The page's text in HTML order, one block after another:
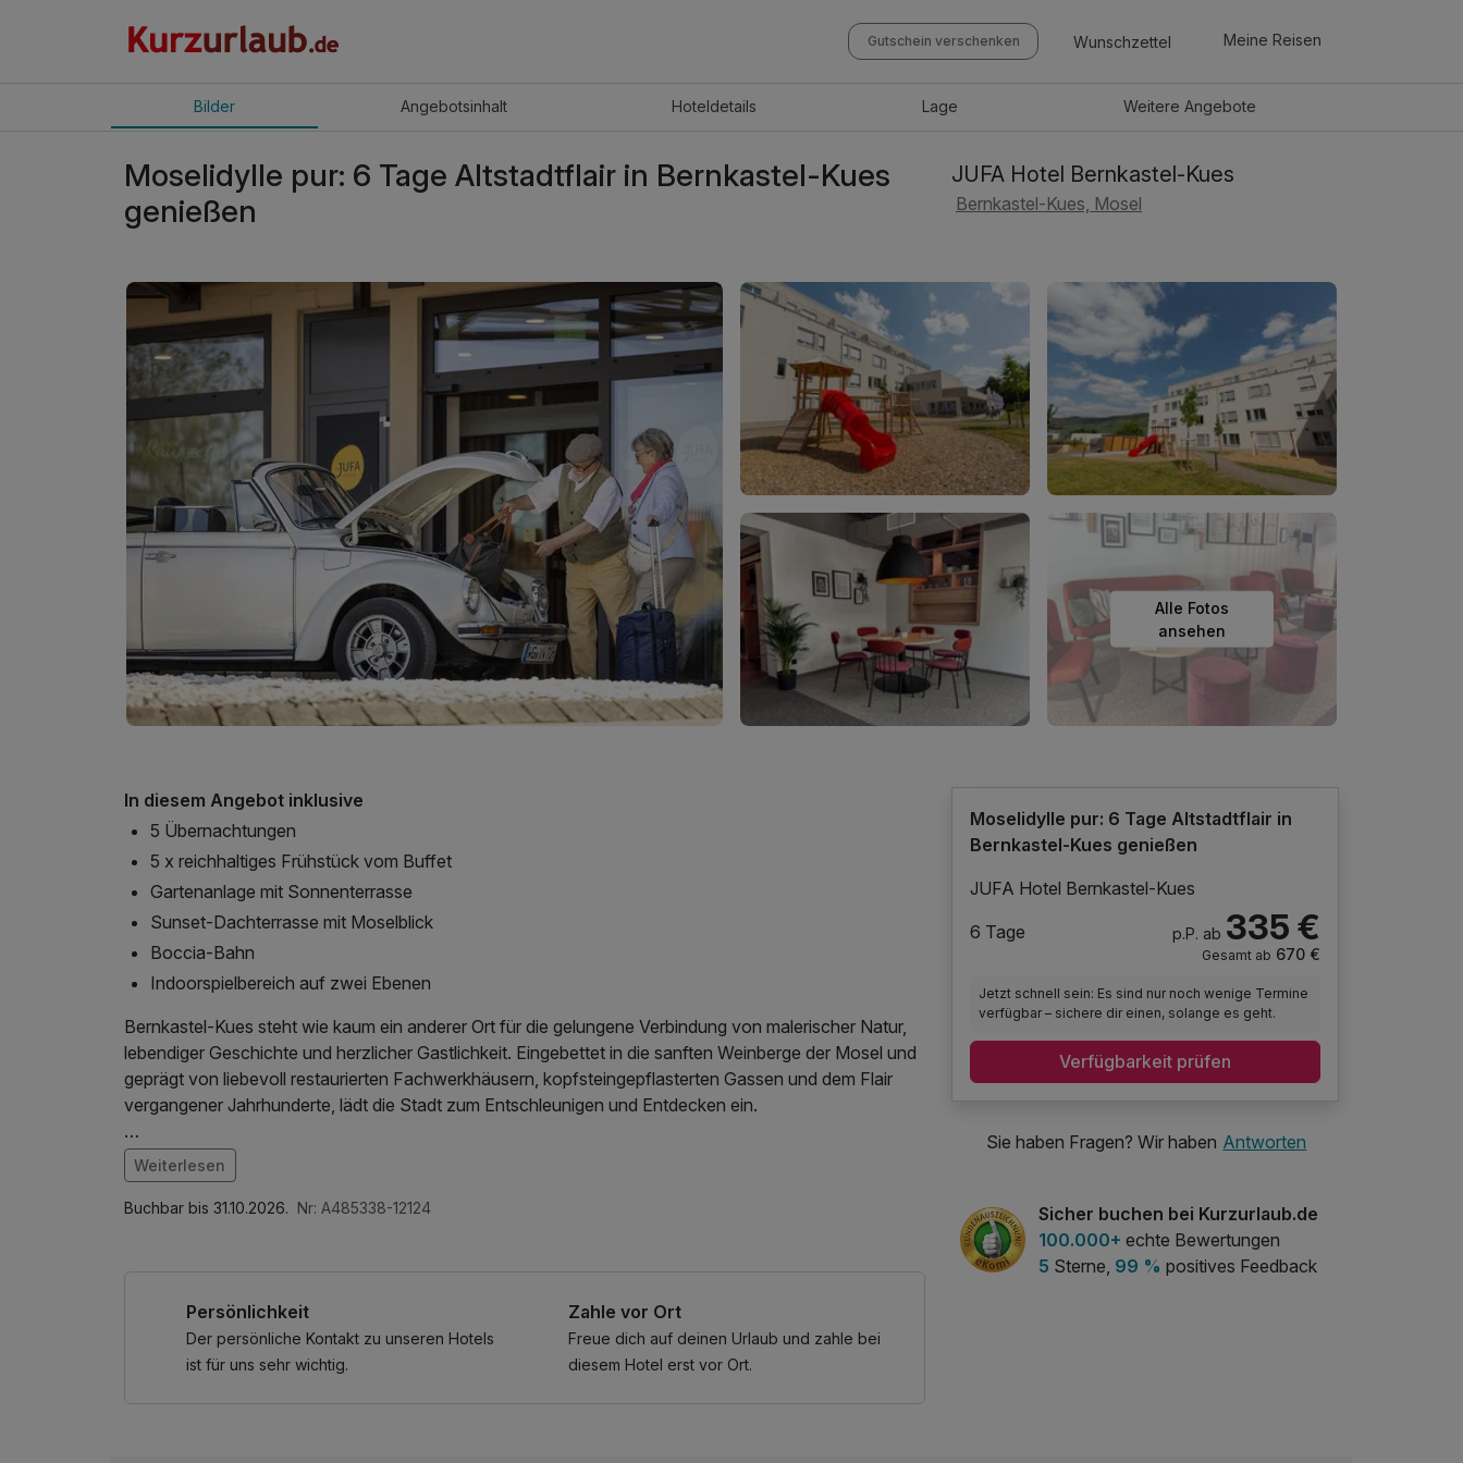
Gutschein verschenken Wunschzettel Meine Reisen
Bilder Angebotsinhalt Hoteldetails Lage WeitereAngebote
Moselidylle pur: 6 Tage Altstadtflair in Bernkastel-Kues
genießen
JUFA Hotel Bernkastel-Kues
Bernkastel-Kues, Mosel
Alle Fotos
ansehen
In diesem Angebot inklusive
5 Übernachtungen
5 x reichhaltiges Frühstück vom Buffet
Gartenanlage mit Sonnenterrasse
Sunset-Dachterrasse mit Moselblick
Boccia-Bahn
Indoorspielbereich auf zwei Ebenen
Bernkastel-Kues steht wie kaum ein anderer Ort für die gelungene Verbindung von malerischer Natur,
lebendiger Geschichte und herzlicher Gastlichkeit. Eingebettet in die sanften Weinberge der Mosel und
geprägt von liebevoll restaurierten Fachwerkhäusern, kopfsteingepflasterten Gassen und dem Flair
vergangener Jahrhunderte, lädt die Stadt zum Entschleunigen und Entdecken ein.
Das neue JUFA Hotel Bernkastel-Kues bietet Ihnen den idealen Ausgangspunkt für genussvolle Tage
in dieser einzigartigen Region. Stilvoll gestaltete Zimmer, ein einladendes Restaurant mit regionaler
Küche, eine gemütliche Weinlounge sowie eine sonnige Gartenanlage mit Terrasse sorgen für ein
Ob ein Spaziergang entlang der Moselpromenade, ein Bummel durch kleine Boutiquen und Cafés oder
ein Besuch auf dem historischen Marktplatz – Bernkastel-Kues versprüht zu jeder Jahreszeit seinen
ganz eigenen Charme. Kulturinteressierte erwartet ein vielfältiges Angebot mit Konzerten,
Im Angebot enthalten
W-LAN Nutzung / Internetnutzung
Weiterlesen
Buchbar bis 31.10.2026. Nr: A485338-12124
Persönlichkeit
Der persönliche Kontakt zu unseren Hotels
ist für uns sehr wichtig.
Zahle vor Ort
Freue dich auf deinen Urlaub und zahle bei
diesem Hotel erst vor Ort.
Moselidylle pur: 6 Tage Altstadtflair in
Bernkastel-Kues genießen
JUFA Hotel Bernkastel-Kues
6 Tage
p.P. ab 335 €
Gesamt ab 670 €
Jetzt schnell sein: Es sind nur noch wenige Termine
verfügbar – sichere dir einen, solange es geht.
Verfügbarkeit prüfen
Sie haben Fragen? Wir haben Antworten
Sicher buchen bei Kurzurlaub.de
100.000+ echte Bewertungen
5 Sterne, 99 % positives Feedback